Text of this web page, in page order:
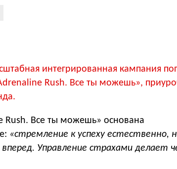
интегрированная кампания
Rush. Все ты можешь»,
Rush. Все ты можешь» основана
«стремление к успеху естественно,
Управление страхами делает